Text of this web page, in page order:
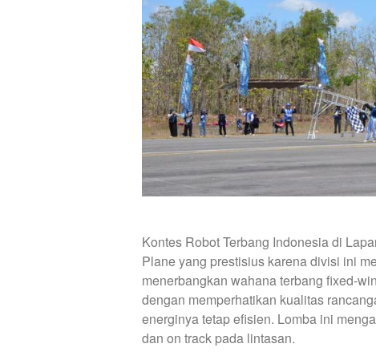
Kontes Robot Terbang Indonesia di
Plane yang prestisius karena divisi ini
menerbangkan wahana terbang fixed-
dengan memperhatikan kualitas
energinya tetap efisien. Lomba ini
dan on track pada lintasan.